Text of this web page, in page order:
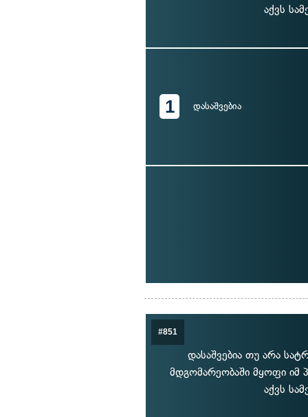
აქვს
1 დასაშვებია
#851
დასაშვებია თუ არა
მდგომარეობაში მყოფი იმ
აქვს